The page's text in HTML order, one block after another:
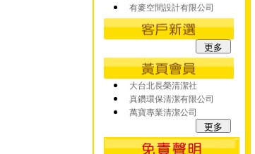
有麥空間設計有限公司
大台北長榮清潔社
真鑽環保清潔有限公司
萬寶專業清潔公司